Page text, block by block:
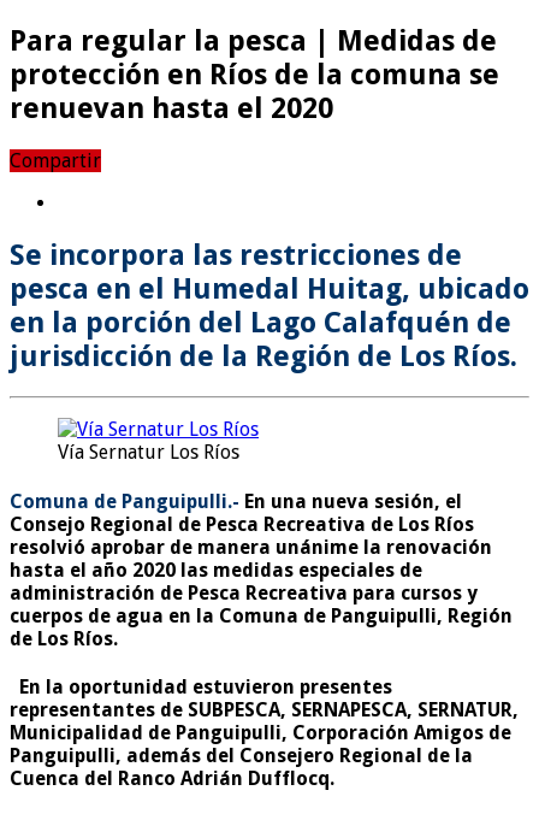
Para regular la pesca | Medidas de
protección en Ríos de la comuna se
renuevan hasta el 2020
Compartir
Se incorpora las restricciones de
pesca en el Humedal Huitag, ubicado
en la porción del Lago Calafquén de
jurisdicción de la Región de Los Ríos.
Vía Sernatur Los Ríos
Comuna de Panguipulli.- En una nueva sesión, el
Consejo Regional de Pesca Recreativa de Los Ríos
resolvió aprobar de manera unánime la renovación
hasta el año 2020 las medidas especiales de
administración de Pesca Recreativa para cursos y
cuerpos de agua en la Comuna de Panguipulli, Región
de Los Ríos.
En la oportunidad estuvieron presentes
representantes de SUBPESCA, SERNAPESCA, SERNATUR,
Municipalidad de Panguipulli, Corporación Amigos de
Panguipulli, además del Consejero Regional de la
Cuenca del Ranco Adrián Dufflocq.